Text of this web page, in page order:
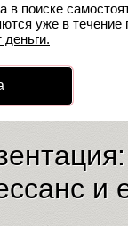
в поиске
уже в
деньги.
и